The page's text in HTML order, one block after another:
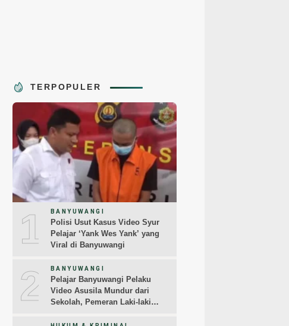
TERPOPULER
1 BANYUWANGI
Polisi Usut Kasus Video Syur
Pelajar ‘Yank Wes Yank’ yang
Viral di Banyuwangi
2 BANYUWANGI
Pelajar Banyuwangi Pelaku
Video Asusila Mundur dari
Sekolah, Pemeran Laki-laki